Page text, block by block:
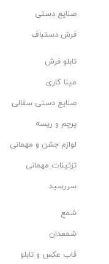
صنایع دستی
فرش دستباف
تابلو فرش
مینا کاری
صنایع دستی سفالی
پرچم و ریسه
لوازم جشن و مهمانی
تزئینات مهمانی
سررسید
شمع
شمعدان
قاب عکس و تابلو